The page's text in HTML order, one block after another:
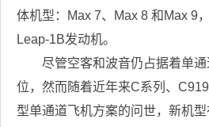
体机型：Max 7、Max 8 和Max 9
Leap-1B发动机。
尽管空客和波音仍占据着单通
位，然而随着近年来C系列、
型单通道飞机方案的问世，新机